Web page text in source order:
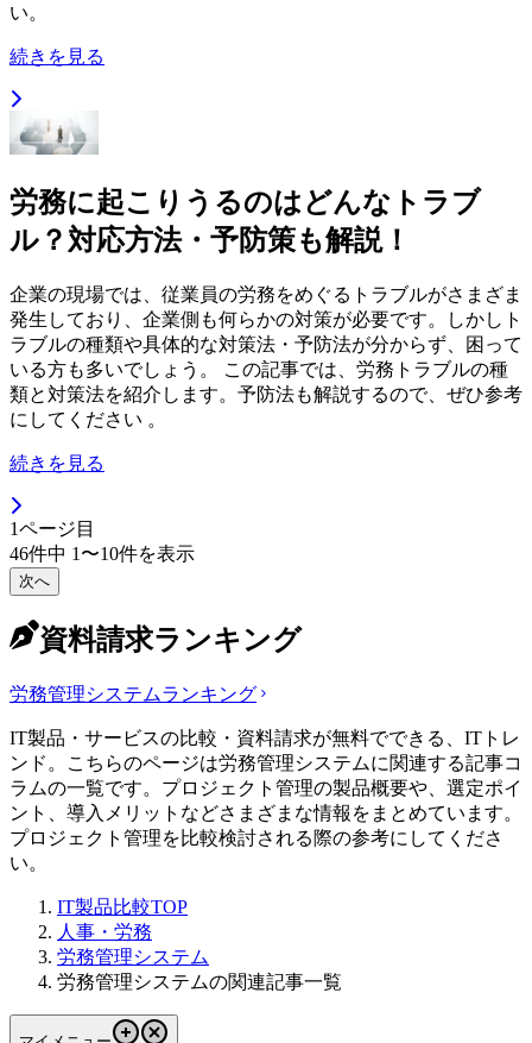
い。
続きを見る
労務に起こりうるのはどんなトラブ
ル？対応方法・予防策も解説！
企業の現場では、従業員の労務をめぐるトラブルがさまざま
発生しており、企業側も何らかの対策が必要です。しかしト
ラブルの種類や具体的な対策法・予防法が分からず、困って
いる方も多いでしょう。 この記事では、労務トラブルの種
類と対策法を紹介します。予防法も解説するので、ぜひ参考
にしてください 。
続きを見る
1ページ目
46件中 1 〜10件を表示
次へ
資料請求ランキング
労務管理システムランキング
IT製品・サービスの比較・資料請求が無料でできる、ITトレ
ンド。こちらのページは労務管理システムに関連する記事コ
ラムの一覧です。プロジェクト管理の製品概要や、選定ポイ
ント、導入メリットなどさまざまな情報をまとめています。
プロジェクト管理を比較検討される際の参考にしてくださ
い。
IT製品比較TOP
人事・労務
労務管理システム
労務管理システムの関連記事一覧